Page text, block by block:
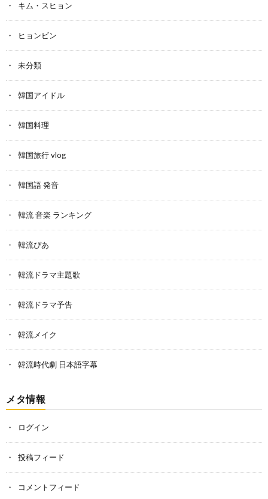
キム・スヒョン
ヒョンビン
未分類
韓国アイドル
韓国料理
韓国旅行 vlog
韓国語 発音
韓流 音楽 ランキング
韓流ぴあ
韓流ドラマ主題歌
韓流ドラマ予告
韓流メイク
韓流時代劇 日本語字幕
メタ情報
ログイン
投稿フィード
コメントフィード